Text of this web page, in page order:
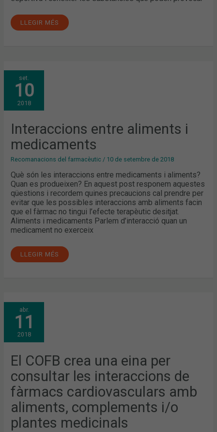
LLEGIR MÉS
set.
10
2018
Interaccions entre aliments i
medicaments
Recomanacions del farmacèutic / 10 de setembre de 2018
Què són les interaccions entre medicaments i aliments?
Quan es produeixen? En aquest post responem aquestes
qüestions i recordem quines precaucions cal prendre per
evitar que les possibles interaccions amb aliments facin
que el fàrmac no tingui l’efecte terapèutic desitjat.
Aliments i medicaments Parlem d’interacció quan un
medicament no exerceix
INTERACCIONS
ENTRE
ALIMENTS
MEDICAMENTS
LLEGIR MÉS
abr.
11
2018
El COFB crea una eina per
consultar les interaccions de
fàrmacs cardiovasculars amb
aliments, complements i/o
plantes medicinals
EL
COFB
CREA
EINA
PER
CONSULTAR
INTERACCIONS
DE
FÀRMACS
CARDIOVASCULARS
AMB
ALIMENTS,
COMPLEMENTS
I/O
PLANTES
MEDICINALS